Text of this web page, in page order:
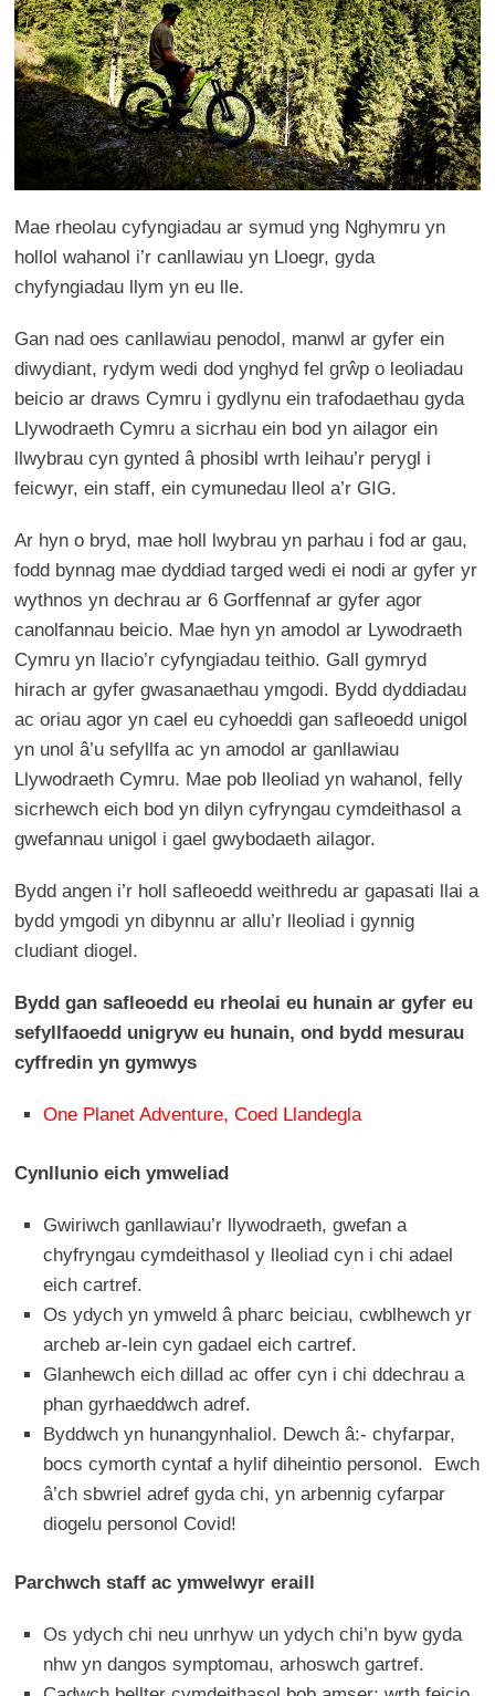
Mae rheolau cyfyngiadau ar symud yng Nghymru yn
hollol wahanol i’r canllawiau yn Lloegr, gyda
chyfyngiadau llym yn eu lle.
Gan nad oes canllawiau penodol, manwl ar gyfer ein
diwydiant, rydym wedi dod ynghyd fel grŵp o leoliadau
beicio ar draws Cymru i gydlynu ein trafodaethau gyda
Llywodraeth Cymru a sicrhau ein bod yn ailagor ein
llwybrau cyn gynted â phosibl wrth leihau’r perygl i
feicwyr, ein staff, ein cymunedau lleol a’r GIG.
Ar hyn o bryd, mae holl lwybrau yn parhau i fod ar gau,
fodd bynnag mae dyddiad targed wedi ei nodi ar gyfer yr
wythnos yn dechrau ar 6 Gorffennaf ar gyfer agor
canolfannau beicio. Mae hyn yn amodol ar Lywodraeth
Cymru yn llacio’r cyfyngiadau teithio. Gall gymryd
hirach ar gyfer gwasanaethau ymgodi. Bydd dyddiadau
ac oriau agor yn cael eu cyhoeddi gan safleoedd unigol
yn unol â’u sefyllfa ac yn amodol ar ganllawiau
Llywodraeth Cymru. Mae pob lleoliad yn wahanol, felly
sicrhewch eich bod yn dilyn cyfryngau cymdeithasol a
gwefannau unigol i gael gwybodaeth ailagor.
Bydd angen i’r holl safleoedd weithredu ar gapasati llai a
bydd ymgodi yn dibynnu ar allu’r lleoliad i gynnig
cludiant diogel.
Bydd gan safleoedd eu rheolai eu hunain ar gyfer eu
sefyllfaoedd unigryw eu hunain, ond bydd mesurau
cyffredin yn gymwys
One Planet Adventure, Coed Llandegla
Cynllunio eich ymweliad
Gwiriwch ganllawiau’r llywodraeth, gwefan a
chyfryngau cymdeithasol y lleoliad cyn i chi adael
eich cartref.
Os ydych yn ymweld â pharc beiciau, cwblhewch yr
archeb ar-lein cyn gadael eich cartref.
Glanhewch eich dillad ac offer cyn i chi ddechrau a
phan gyrhaeddwch adref.
Byddwch yn hunangynhaliol. Dewch â:- chyfarpar,
bocs cymorth cyntaf a hylif diheintio personol. Ewch
â’ch sbwriel adref gyda chi, yn arbennig cyfarpar
diogelu personol Covid!
Parchwch staff ac ymwelwyr eraill
Os ydych chi neu unrhyw un ydych chi’n byw gyda
nhw yn dangos symptomau, arhoswch gartref.